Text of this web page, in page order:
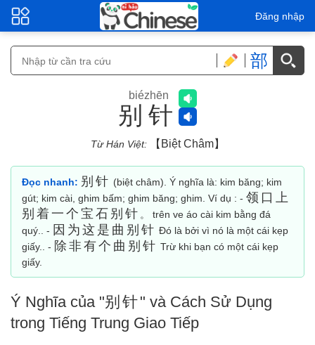
Đăng nhập
部
别针
biézhēn
Từ Hán Việt:【biệt Châm】
Đọc nhanh: 别针 (biệt châm). Ý nghĩa là: kim băng; kim
gút; kim cài, ghim bấm; ghim băng; ghim. Ví dụ : - 领口上
别着一个宝石别针 。 trên ve áo cài kim bằng đá
quý.. - 因为这是曲别针 Đó là bởi vì nó là một cái kẹp
giấy.. - 除非有个曲别针 Trừ khi bạn có một cái kẹp
giấy.
Ý Nghĩa của "别针" và Cách Sử Dụng
trong Tiếng Trung Giao Tiếp